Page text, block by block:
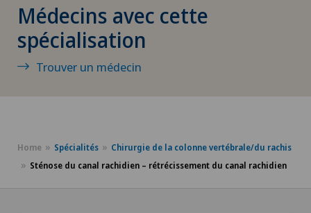
Endométriose
Entraînement thérapeutique médical (MTT)
Ergothérapie
Médecins avec cette
spécialisation
Trouver un médecin
Home Spécialités
Chirurgie de la colonne vertébrale/du rachis
Sténose du canal rachidien – rétrécissement du canal rachidien